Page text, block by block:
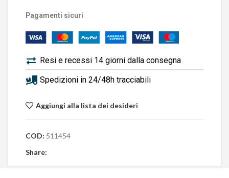
Pagamenti sicuri
Resi e recessi 14 giorni dalla consegna
Spedizioni in 24/48h tracciabili
Aggiungi alla lista dei desideri
COD: 511454
Share: